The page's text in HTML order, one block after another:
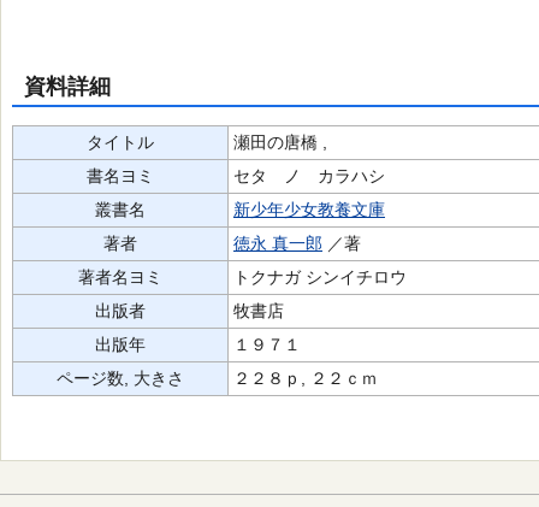
資料詳細
タイトル
瀬田の唐橋 ,
書名ヨミ
セタ ノ カラハシ
叢書名
新少年少女教養文庫
著者
徳永 真一郎 ／著
著者名ヨミ
トクナガ シンイチロウ
出版者
牧書店
出版年
１９７１
ページ数, 大きさ
２２８ｐ, ２２ｃｍ